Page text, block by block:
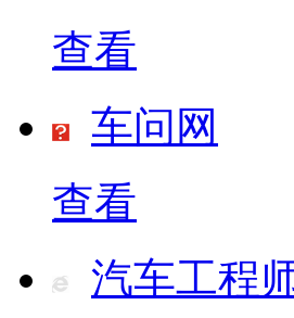
查看
车问网
查看
汽车工程